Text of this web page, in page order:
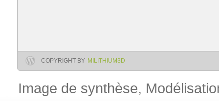
COPYRIGHT BY MILITHIUM3D
Image de synthèse,